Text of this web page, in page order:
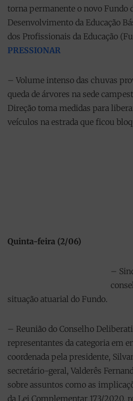
torna permanente o novo Fundo
Desenvolvimento da Educação
dos Profissionais da Educação
PRESSIONAR
– Volume intenso das chuvas
queda de árvores na sede
Direção toma medidas para
veículos na estrada que ficou
Quinta-feira (2/06)
–
situação atuarial do Fundo.
– Reunião do Conselho
representantes da categoria em
coordenada pela presidente,
secretário-geral, Valderês
sobre assuntos como as
da Lei Complementar 173/2020,